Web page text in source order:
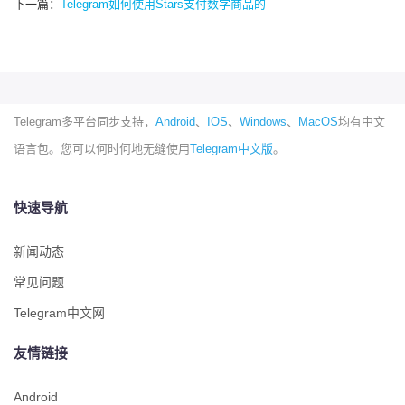
下一篇： Telegram如何使用Stars支付数字商品的
Telegram多平台同步支持， Android、 IOS、 Windows、 MacOS均有中文
语言包。您可以何时何地无缝使用Telegram中文版。
快速导航
新闻动态
常见问题
Telegram中文网
友情链接
Android